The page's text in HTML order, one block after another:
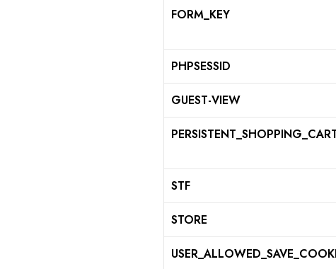
FORM_KEY
PHPSESSID
GUEST-VIEW
STF
STORE